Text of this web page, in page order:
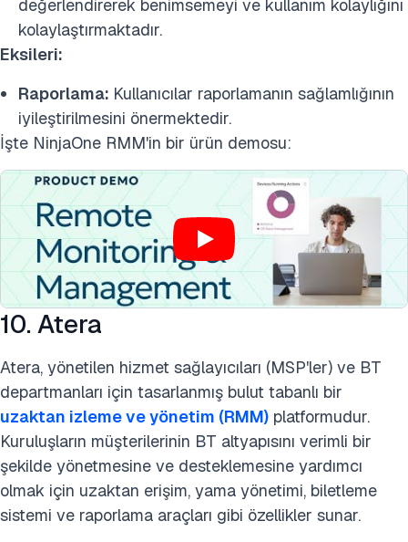
değerlendirerek benimsemeyi ve kullanım kolaylığını
kolaylaştırmaktadır.
Eksileri:
Raporlama: Kullanıcılar raporlamanın sağlamlığının
iyileştirilmesini önermektedir.
İşte NinjaOne RMM'in bir ürün demosu:
10. Atera
Atera, yönetilen hizmet sağlayıcıları (MSP'ler) ve BT
departmanları için tasarlanmış bulut tabanlı bir
uzaktan izleme ve yönetim (RMM) platformudur.
Kuruluşların müşterilerinin BT altyapısını verimli bir
şekilde yönetmesine ve desteklemesine yardımcı
olmak için uzaktan erişim, yama yönetimi, biletleme
sistemi ve raporlama araçları gibi özellikler sunar.